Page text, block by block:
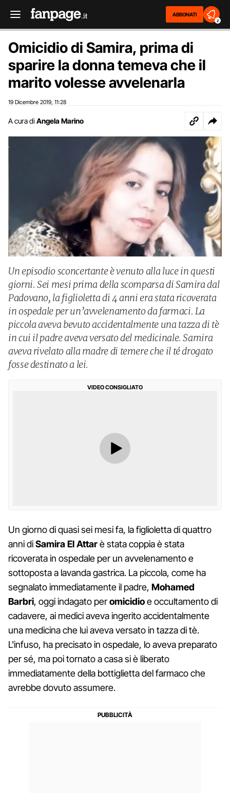
ABBONATI
2
Omicidio di Samira, prima di
sparire la donna temeva che il
marito volesse avvelenarla
19 Dicembre 2019 11:28
A cura di Angela Marino
Un episodio sconcertante è venuto alla luce in questi
giorni. Sei mesi prima della scomparsa di Samira dal
Padovano, la figlioletta di 4 anni era stata ricoverata
in ospedale per un’avvelenamento da farmaci. La
piccola aveva bevuto accidentalmente una tazza di tè
in cui il padre aveva versato del medicinale. Samira
aveva rivelato alla madre di temere che il té drogato
fosse destinato a lei.
VIDEO CONSIGLIATO
Un giorno di quasi sei mesi fa, la figlioletta di quattro
anni diSamira El Attarè stata coppia è stata
ricoverata in ospedale per un avvelenamento e
sottoposta a lavanda gastrica. La piccola, come ha
segnalato immediatamente il padre, Mohamed
Barbri, oggi indagato peromicidioe occultamento di
cadavere, ai medici aveva ingerito accidentalmente
una medicina che lui aveva versato in tazza di tè.
L'infuso, ha precisato in ospedale, lo aveva preparato
per sé, ma poi tornato a casa si è liberato
immediatamente della bottiglietta del farmaco che
avrebbe dovuto assumere.